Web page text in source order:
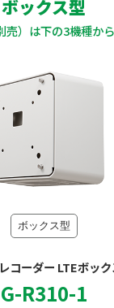
ボックス型
売）は下の3機種から
ボックス型
コーダー LTEボック
G-R310-1